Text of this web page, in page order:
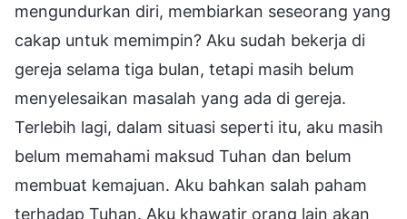
mengundurkan diri, membiarkan seseorang yang
cakap untuk memimpin? Aku sudah bekerja di
gereja selama tiga bulan, tetapi masih belum
menyelesaikan masalah yang ada di gereja.
Terlebih lagi, dalam situasi seperti itu, aku masih
belum memahami maksud Tuhan dan belum
membuat kemajuan. Aku bahkan salah paham
terhadap Tuhan. Aku khawatir orang lain akan